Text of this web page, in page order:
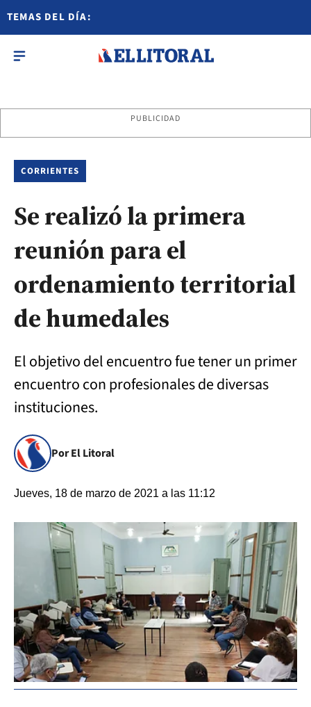
TEMAS DEL DÍA:
PUBLICIDAD
CORRIENTES
Se realizó la primera
reunión para el
ordenamiento territorial
de humedales
El objetivo del encuentro fue tener un primer
encuentro con profesionales de diversas
instituciones.
Por El Litoral
Jueves, 18 de marzo de 2021 a las 11:12